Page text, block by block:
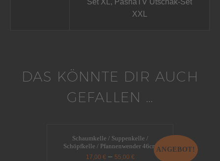
XXL
DAS KÖNNTE DIR AUCH
GEFALLEN …
ANGEBOT!
Schaumkelle / Suppenkelle /
Schöpfkelle / Pfannenwender 46cm
17,00 € – 55,00 €